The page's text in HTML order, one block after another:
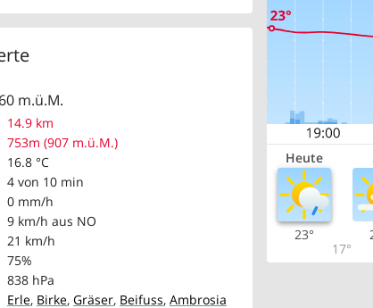
m.ü.M.
14.9 km
753m (907 m.ü.M.)
16.8 °C
4 von 10 min
0 mm/h
9 km/h aus NO
21 km/h
75%
838 hPa
Erle, Birke, Gräser, Beifuss, Ambrosia
Heute
23°
17°